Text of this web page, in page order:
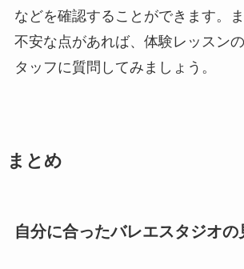
などを確認することができます。
不安な点があれば、体験レッスン
タッフに質問してみましょう。
まとめ
自分に合ったバレエスタジオの